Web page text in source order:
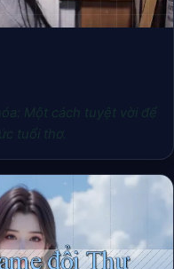
Một cách tuyệt vời để
tuổi thơ.